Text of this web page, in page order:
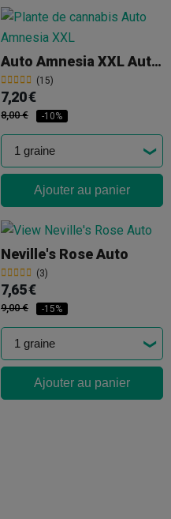
Auto Amnesia XXL Auto Advanced Seeds
(15)
7,20 €
8,00 € -10%
Ajouter au panier
Neville's Rose Auto
(3)
7,65 €
9,00 € -15%
Ajouter au panier